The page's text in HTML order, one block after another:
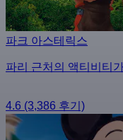
파크 아스테릭스
파리 근처의 액티비티
4.6 (3,386 후기)